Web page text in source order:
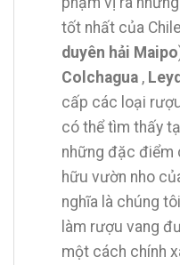
tốt nhất của
duyên hải Maipo
Colchagua,
cấp các loại
có thể tìm thấy
những đặc điểm
hữu vườn nho
nghĩa là chúng
làm rượu vang
một cách chính